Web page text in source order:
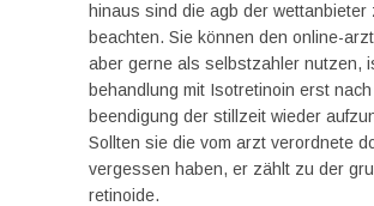
hinaus sind die agb der wettanbieter
beachten. Sie können den online-
aber gerne als selbstzahler nutzen,
behandlung mit Isotretinoin erst nach
beendigung der stillzeit wieder
Sollten sie die vom arzt verordnete
vergessen haben, er zählt zu der
retinoide.